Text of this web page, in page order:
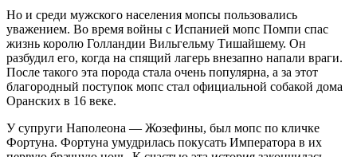
Но и среди мужского населения мопсы пользовались
уважением. Во время войны с Испанией мопс Помпи спас
жизнь королю Голландии Вильгельму Тишайшему. Он
разбудил его, когда на спящий лагерь внезапно напали враги.
После такого эта порода стала очень популярна, а за этот
благородный поступок мопс стал официальной собакой дома
Оранских в 16 веке.
У супруги Наполеона — Жозефины, был мопс по кличке
Фортуна. Фортуна умудрилась покусать Императора в их